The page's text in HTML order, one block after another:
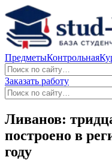
ПредметыКонтрольная
Заказать работу
Ливанов:
построено в
году